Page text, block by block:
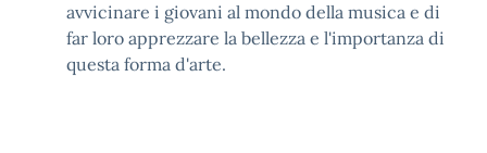
avvicinare i giovani al mondo della musica e di
far loro apprezzare la bellezza e l'importanza di
questa forma d'arte.